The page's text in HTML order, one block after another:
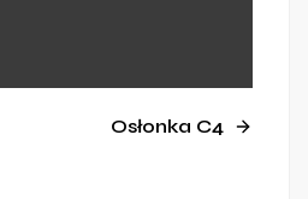
Osłonka C4